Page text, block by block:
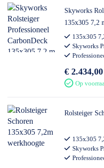
Skyworks
135x305 7,2
135x305
Skyworks
€ 2.434,00
Op
Rolsteiger
135x305
Skyworks